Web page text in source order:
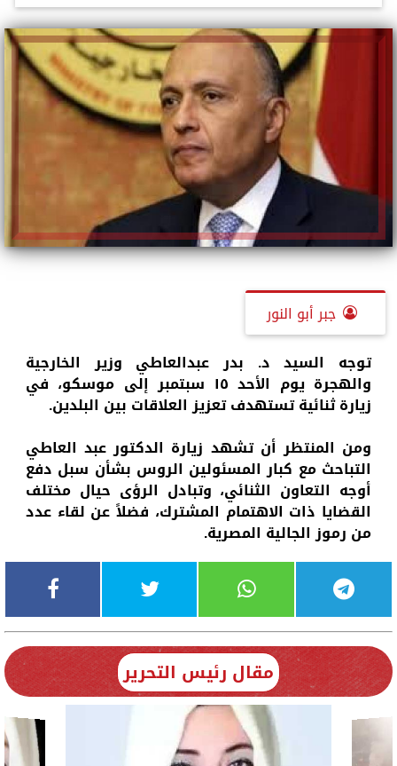
جبر أبو النور
توجه السيد د. بدر عبدالعاطي وزير الخارجية
والهجرة يوم الأحد ١٥ سبتمبر إلى موسكو، في
زيارة ثنائية تستهدف تعزيز العلاقات بين البلدين.
ومن المنتظر أن تشهد زيارة الدكتور عبد العاطي
التباحث مع كبار المسئولين الروس بشأن سبل دفع
أوجه التعاون الثنائي، وتبادل الرؤى حيال مختلف
القضايا ذات الاهتمام المشترك، فضلاً عن لقاء عدد
من رموز الجالية المصرية.
مقال رئيس التحرير